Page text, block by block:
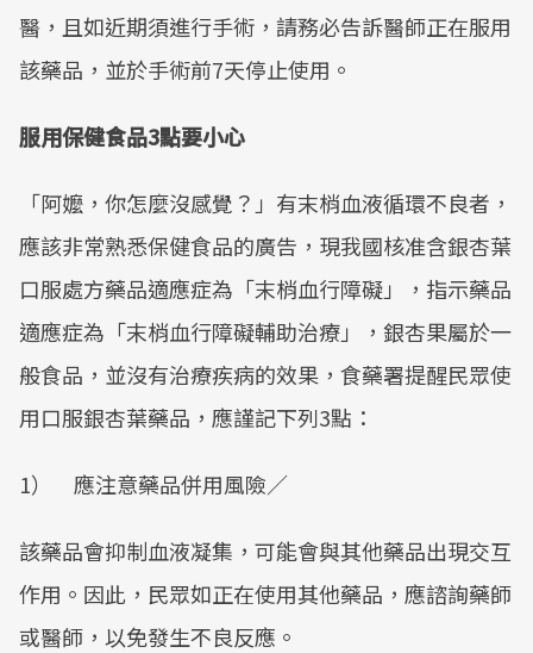
醫，且如近期須進行手術，請務必告訴醫師正在服用
該藥品，並於手術前7天停止使用。
服用保健食品3點要小心
「阿嬤，你怎麼沒感覺？」有末梢血液循環不良者，
應該非常熟悉保健食品的廣告，現我國核准含銀杏葉
口服處方藥品適應症為「末梢血行障礙」，指示藥品
適應症為「末梢血行障礙輔助治療」，銀杏果屬於一
般食品，並沒有治療疾病的效果，食藥署提醒民眾使
用口服銀杏葉藥品，應謹記下列3點：
1） 應注意藥品併用風險／
該藥品會抑制血液凝集，可能會與其他藥品出現交互
作用。因此，民眾如正在使用其他藥品，應諮詢藥師
或醫師，以免發生不良反應。